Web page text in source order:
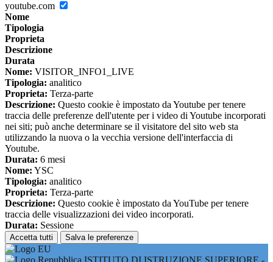
youtube.com
Nome
Tipologia
Proprieta
Descrizione
Durata
Nome: VISITOR_INFO1_LIVE
Tipologia: analitico
Proprieta: Terza-parte
Descrizione: Questo cookie è impostato da Youtube per tenere
traccia delle preferenze dell'utente per i video di Youtube incorporati
nei siti; può anche determinare se il visitatore del sito web sta
utilizzando la nuova o la vecchia versione dell'interfaccia di
Youtube.
Durata: 6 mesi
Nome: YSC
Tipologia: analitico
Proprieta: Terza-parte
Descrizione: Questo cookie è impostato da YouTube per tenere
traccia delle visualizzazioni dei video incorporati.
Durata: Sessione
Accetta tutti Salva le preferenze
ISTITUTO DI ISTRUZIONE SUPERIORE -